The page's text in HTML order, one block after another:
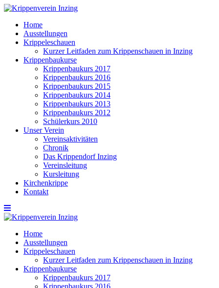
Home
Ausstellungen
Krippeleschauen
Kurzer Leitfaden zum Krippenschauen in Inzing
Krippenbaukurse
Krippenbaukurs 2017
Krippenbaukurs 2016
Krippenbaukurs 2015
Krippenbaukurs 2014
Krippenbaukurs 2013
Krippenbaukurs 2012
Schülerkurs 2010
Unser Verein
Vereinsaktivitäten
Chronik
Das Krippendorf Inzing
Vereinsleitung
Kursleitung
Kirchenkrippe
Kontakt
Home
Ausstellungen
Krippeleschauen
Kurzer Leitfaden zum Krippenschauen in Inzing
Krippenbaukurse
Krippenbaukurs 2017
Krippenbaukurs 2016